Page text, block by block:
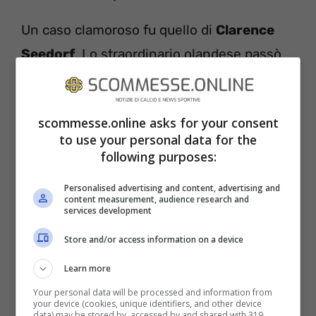
Un caso clamoroso fu quello di Clarence
Seedorf. Lo straordinario olandese passò
all’Inter nel 2000 dal Real Madrid, con
grandissime speranze per i nerazzurri. Non
riuscì a mostrare tutto il suo talento e nel
2002 venne ceduto al Milan. Fu la prima di
qualche rimpianto nei tifosi nerazzurri…
Stessa storia di Seedorf, più o meno, per
Andrea Pirlo, che non riuscì a imporsi
all’Inter, dove giocava da trequartista, e
scommesse.online asks for your consent
to use your personal data for the
following purposes:
Personalised advertising and content, advertising and
content measurement, audience research and
services development
Store and/or access information on a device
Learn more
Your personal data will be processed and information from
your device (cookies, unique identifiers, and other device